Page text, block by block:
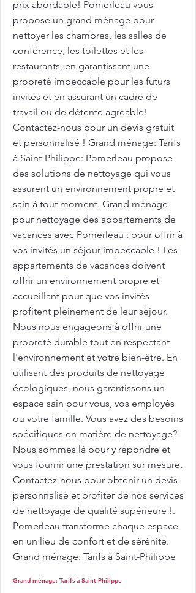
prix abordable! Pomerleau vous
propose un grand ménage pour
nettoyer les chambres, les salles de
conférence, les toilettes et les
restaurants, en garantissant une
propreté impeccable pour les futurs
invités et en assurant un cadre de
travail ou de détente agréable!
Contactez-nous pour un devis gratuit
et personnalisé ! Grand ménage: Tarifs
à Saint-Philippe: Pomerleau propose
des solutions de nettoyage qui vous
assurent un environnement propre et
sain à tout moment. Grand ménage
pour nettoyage des appartements de
vacances avec Pomerleau : pour offrir à
vos invités un séjour impeccable ! Les
appartements de vacances doivent
offrir un environnement propre et
accueillant pour que vos invités
profitent pleinement de leur séjour.
Nous nous engageons à offrir une
propreté durable tout en respectant
l'environnement et votre bien-être. En
utilisant des produits de nettoyage
écologiques, nous garantissons un
espace sain pour vous, vos employés
ou votre famille. Vous avez des besoins
spécifiques en matière de nettoyage?
Nous sommes là pour y répondre et
vous fournir une prestation sur mesure.
Contactez-nous pour obtenir un devis
personnalisé et profiter de nos services
de nettoyage de qualité supérieure !.
Pomerleau transforme chaque espace
en un lieu de confort et de sérénité.
Grand ménage: Tarifs à Saint-Philippe
Grand ménage: Tarifs à Saint-Philippe